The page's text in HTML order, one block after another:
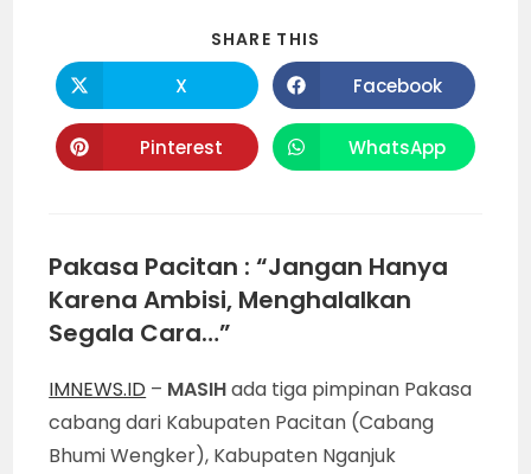
SHARE THIS
Opens
in
a
new
window
X Opens
in
a
new
window
Facebook
Opens
in
Pinterest Opens
in
WhatsApp
Pakasa Pacitan : “Jangan Hanya
Karena Ambisi, Menghalalkan
Segala Cara…”
IMNEWS.ID – MASIHada tiga pimpinan Pakasa
cabang dari Kabupaten Pacitan (Cabang
Bhumi Wengker), Kabupaten Nganjuk